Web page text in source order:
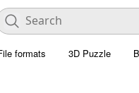
formats 3D Puzzle